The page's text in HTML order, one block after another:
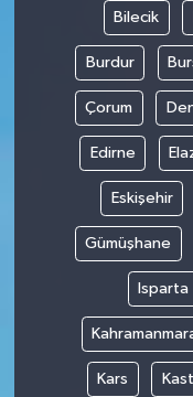
Bilecik
Burdur
Çorum
Edirne
Eskişehir
Gümüşhane
Isparta
Kars